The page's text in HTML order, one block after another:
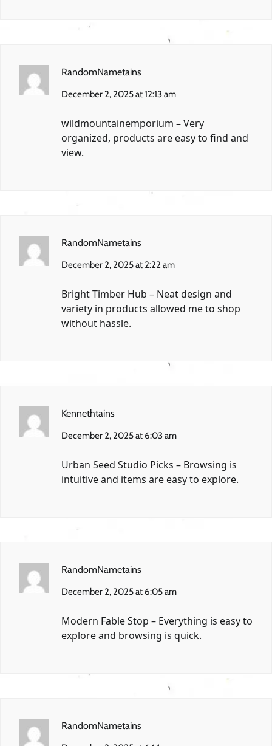
RandomNametains
December 2, 2025 at 12:13 am
wildmountainemporium – Very
organized, products are easy to find and
view.
RandomNametains
December 2, 2025 at 2:22 am
Bright Timber Hub – Neat design and
variety in products allowed me to shop
without hassle.
Kennethtains
December 2, 2025 at 6:03 am
Urban Seed Studio Picks – Browsing is
intuitive and items are easy to explore.
RandomNametains
December 2, 2025 at 6:05 am
Modern Fable Stop – Everything is easy to
explore and browsing is quick.
RandomNametains